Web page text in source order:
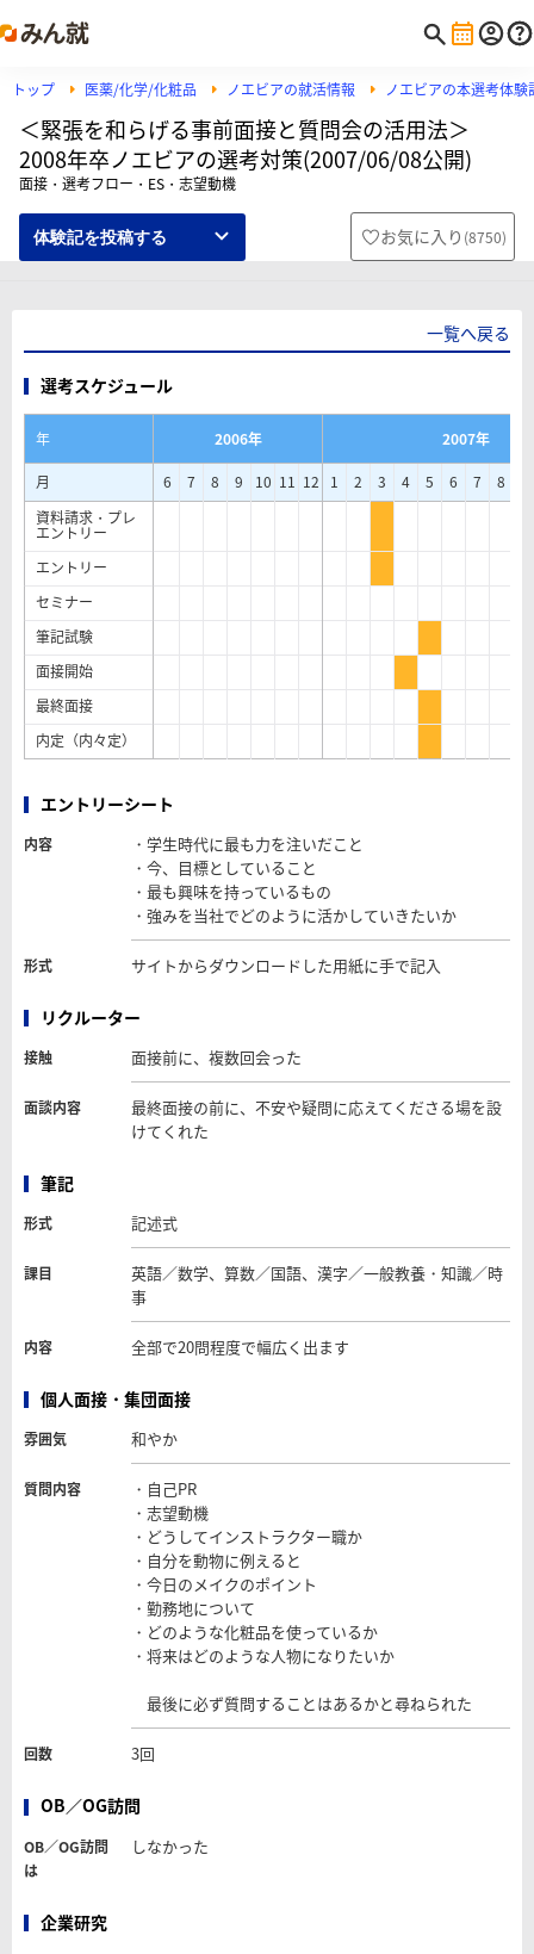
トップ 医薬/化学/化粧品 ノエビアの就活情報 ノエビアの本選考体験
＜緊張を和らげる事前面接と質問会の活用法＞
2008年卒ノエビアの選考対策(2007/06/08公開)
面接・選考フロー・ES・志望動機
体験記を投稿する お気に入り (8750)
一覧へ戻る
選考スケジュール
年 2006年
2007年
月
6 7 8 9 10 11 12 1 2 3 4 5 6 7 8
資料請求・プレ
エントリー
エントリー
セミナー
筆記試験
面接開始
最終面接
内定（内々定）
エントリーシート
内容
・学生時代に最も力を注いだこと
・今、目標としていること
・最も興味を持っているもの
・強みを当社でどのように活かしていきたいか
形式 サイトからダウンロードした用紙に手で記入
リクルーター
接触 面接前に、複数回会った
面談内容
最終面接の前に、不安や疑問に応えてくださる場を設
けてくれた
筆記
形式 記述式
課目
英語／数学、算数／国語、漢字／一般教養・知識／時
事
内容 全部で20問程度で幅広く出ます
個人面接・集団面接
雰囲気 和やか
質問内容
・自己PR
・志望動機
・どうしてインストラクター職か
・自分を動物に例えると
・今日のメイクのポイント
・勤務地について
・どのような化粧品を使っているか
・将来はどのような人物になりたいか
最後に必ず質問することはあるかと尋ねられた
回数 3回
OB／OG訪問
OB／OG訪問
は
しなかった
企業研究